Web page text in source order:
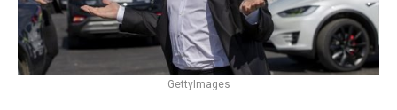
GettyImages